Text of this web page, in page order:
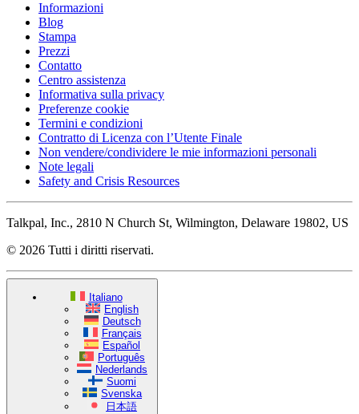
Informazioni
Blog
Stampa
Prezzi
Contatto
Centro assistenza
Informativa sulla privacy
Preferenze cookie
Termini e condizioni
Contratto di Licenza con l’Utente Finale
Non vendere/condividere le mie informazioni personali
Note legali
Safety and Crisis Resources
Talkpal, Inc., 2810 N Church St, Wilmington, Delaware 19802, US
© 2026 Tutti i diritti riservati.
Italiano
English
Deutsch
Français
Español
Português
Nederlands
Suomi
Svenska
日本語